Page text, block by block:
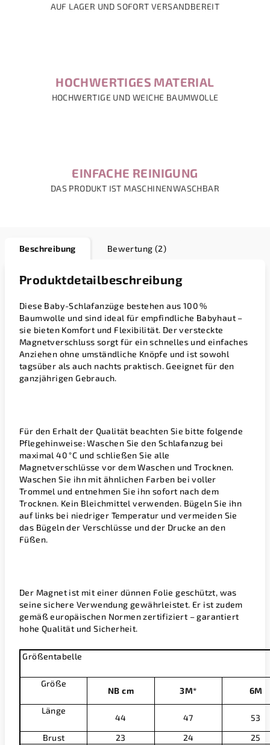
AUF LAGER UND SOFORT VERSANDBEREIT
HOCHWERTIGES MATERIAL
HOCHWERTIGE UND WEICHE BAUMWOLLE
EINFACHE REINIGUNG
DAS PRODUKT IST MASCHINENWASCHBAR
Beschreibung Bewertung (2)
Produktdetailbeschreibung
Diese Baby-Schlafanzüge bestehen aus 100 %
Baumwolle und sind ideal für empfindliche Babyhaut –
sie bieten Komfort und Flexibilität. Der versteckte
Magnetverschluss sorgt für ein schnelles und einfaches
Anziehen ohne umständliche Knöpfe und ist sowohl
tagsüber als auch nachts praktisch. Geeignet für den
ganzjährigen Gebrauch.
Für den Erhalt der Qualität beachten Sie bitte folgende
Pflegehinweise: Waschen Sie den Schlafanzug bei
maximal 40 °C und schließen Sie alle
Magnetverschlüsse vor dem Waschen und Trocknen.
Waschen Sie ihn mit ähnlichen Farben bei voller
Trommel und entnehmen Sie ihn sofort nach dem
Trocknen. Kein Bleichmittel verwenden. Bügeln Sie ihn
auf links bei niedriger Temperatur und vermeiden Sie
das Bügeln der Verschlüsse und der Drucke an den
Füßen.
Der Magnet ist mit einer dünnen Folie geschützt, was
seine sichere Verwendung gewährleistet. Er ist zudem
gemäß europäischen Normen zertifiziert – garantiert
hohe Qualität und Sicherheit.
Größentabelle
Größe
NB cm 3M*
6M
Länge
44 47
53
Brust
23 24 25